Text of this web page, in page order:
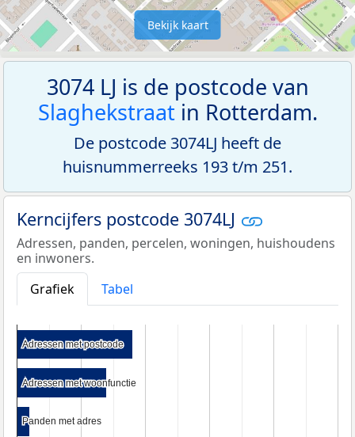
Bekijk kaart
3074 LJ is de postcode van
Slaghekstraatin Rotterdam.
De postcode 3074LJ heeft de
huisnummerreeks 193 t/m 251.
Kerncijfers postcode 3074LJ
Adressen, panden, percelen, woningen, huishoudens
en inwoners.
Grafiek
Tabel
Adressen met postcode
Adressen met postcode
Adressen met woonfunctie
Adressen met woonfunctie
Panden met adres
Panden met adres